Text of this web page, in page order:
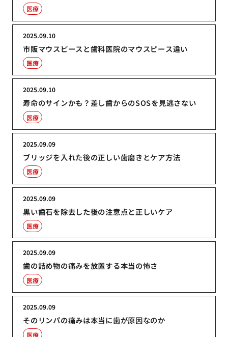
医療
市販マウスピースと歯科医院のマウスピース違い
2025.09.10
医療
寿命のサインかも？差し歯からのSOSを見逃さない
2025.09.10
医療
ブリッジを入れた後の正しい歯磨きとケア方法
2025.09.09
医療
黒い歯石を除去した後の注意点と正しいケア
2025.09.09
医療
歯の詰め物の痛みを放置する本当の怖さ
2025.09.09
医療
そのリンパの痛みは本当に歯が原因なのか
2025.09.09
医療